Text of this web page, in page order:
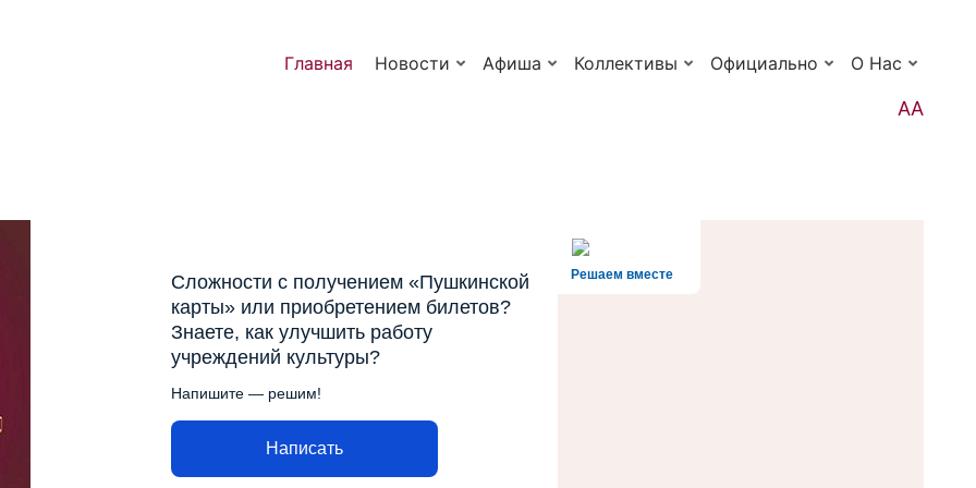
Главная Новости Афиша Коллективы Официально О Нас
АА
Решаем вместе
Сложности с получением «Пушкинской
карты» или приобретением билетов?
Знаете, как улучшить работу
учреждений культуры?
Напишите — решим!
Написать